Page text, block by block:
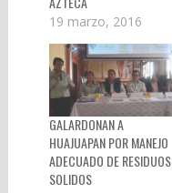
19 marzo, 2016
GALARDONAN A
HUAJUAPAN POR MANEJO
ADECUADO DE RESIDUOS
SOLIDOS